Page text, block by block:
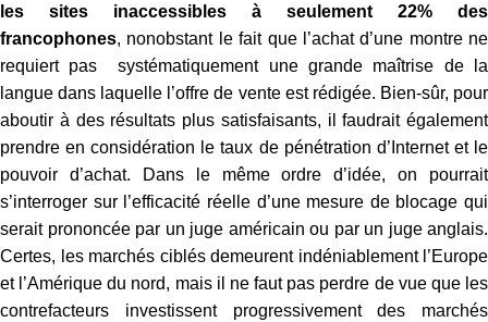
les sites inaccessibles à seulement 22% des
francophones, nonobstant le fait que l’achat d’une montre ne
requiert pas systématiquement une grande maîtrise de la
langue dans laquelle l’offre de vente est rédigée. Bien-sûr, pour
aboutir à des résultats plus satisfaisants, il faudrait également
prendre en considération le taux de pénétration d’Internet et le
pouvoir d’achat. Dans le même ordre d’idée, on pourrait
s’interroger sur l’efficacité réelle d’une mesure de blocage qui
serait prononcée par un juge américain ou par un juge anglais.
Certes, les marchés ciblés demeurent indéniablement l’Europe
et l’Amérique du nord, mais il ne faut pas perdre de vue que les
contrefacteurs investissent progressivement des marchés